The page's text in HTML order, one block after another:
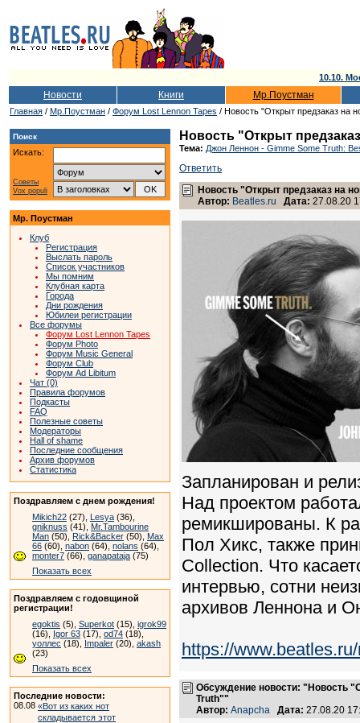
10.10.
Новости Книги Мр.Поустман
Главная / Мр.Поустман / Форум Lost Lennon Tapes / Новость "Открыт предзаказ на
Поиск
Искать:
Советы
Vox populi
Мр. Поустман
Клуб
Регистрация
Выслать пароль
Список участников
Мы помним
Клубная карта
Города
Дни рождения
Юбилеи регистрации
Все форумы
Форум Lost Lennon Tapes
Форум Photo
Форум Music General
Форум Club
Форум Ad Libitum
Чат (0)
Правила форумов
Подкасты
FAQ
Полезные советы
Модераторы
Hall of shame
Последние сообщения
Архив форумов
Статистика
Поздравляем с днем рождения!
Mikich22 (27), Lesya (36),
gniknuss (41), Mr.Tambourine
Man (50), Rick&Backer (50), Max
66 (60), nabon (64), nolans (64),
monter7 (66), ganapataja (75)
Показать всех
Поздравляем с годовщиной
регистрации!
egoktis (5), Superkot (15), igrok99
(16), Igor 63 (17), od74 (18),
уоллес (18), Impaler (20), akash
(23)
Показать всех
Последние новости:
08.08 «Вот из каких нот
складывается этот
Новость "Открыт
Тема: Джон Леннон - Gimme Some Truth:
Ответить
Новость "Открыт предзаказ на
Автор: Beatles.ru Дата: 27.08.20
Запланирован и
Над проектом
ремикшированы. К
Пол Хикс, также
Collection. Что
интервью, сотни
архивов Леннона и
https://
Обсуждение новости: "Новость
Truth""
Автор: Anapcha Дата: 27.08.20